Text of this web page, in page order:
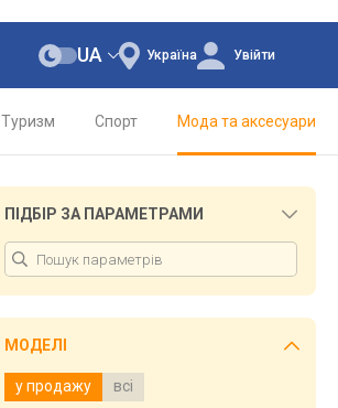
Україна
UA Увійти
Туризм Спорт Мода та аксесуари
ПІДБІР ЗА ПАРАМЕТРАМИ
МОДЕЛІ
у продажу всі